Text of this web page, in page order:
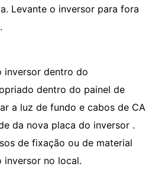
Levante o inversor para fora
inversor dentro do
dentro do painel de
a luz de fundo e cabos de CA
da nova placa do inversor .
de fixação ou de material
inversor no local.